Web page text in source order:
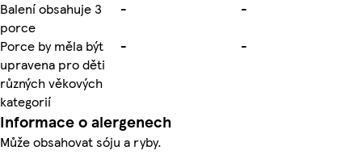
Balení obsahuje 3
porce
-
-
Porce by měla být
upravena pro děti
různých věkových
kategorií
- -
Informace o alergenech
Může obsahovat sóju a ryby.